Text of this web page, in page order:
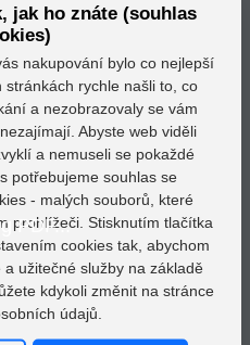
PDF...
jak ho znáte (souhlas
nakupování bylo co nejlepší
stránkách rychle našli to, co
a nezobrazovaly se vám
Abyste web viděli
a nemuseli se pokaždé
potřebujeme souhlas se
- malých souborů, které
prohlížeči. Stisknutím tlačítka
cookies tak, abychom
užitečné služby na základě
kdykoli změnit na stránce
údajů.